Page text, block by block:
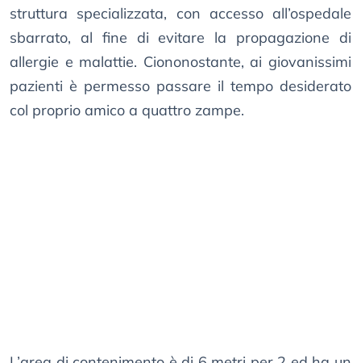
struttura specializzata, con accesso all’ospedale
sbarrato, al fine di evitare la propagazione di
allergie e malattie. Ciononostante, ai giovanissimi
pazienti è permesso passare il tempo desiderato
col proprio amico a quattro zampe.